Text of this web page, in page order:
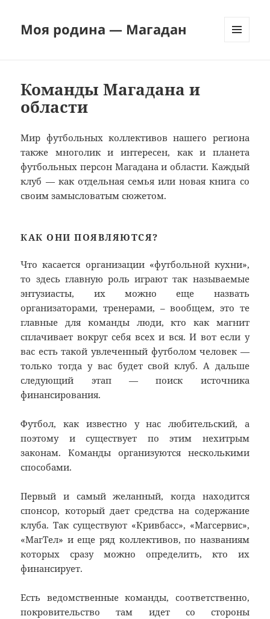
Моя родина — Магадан
Команды Магадана и
области
Мир футбольных коллективов нашего региона
также многолик и интересен, как и планета
футбольных персон Магадана и области. Каждый
клуб — как отдельная семья или новая книга со
своим замысловатым сюжетом.
КАК ОНИ ПОЯВЛЯЮТСЯ?
Что касается организации «футбольной кухни»,
то здесь главную роль играют так называемые
энтузиасты, их можно еще назвать
организаторами, тренерами, – вообщем, это те
главные для команды люди, кто как магнит
сплачивает вокруг себя всех и вся. И вот если у
вас есть такой увлеченный футболом человек —
только тогда у вас будет свой клуб. А дальше
следующий этап — поиск источника
финансирования.
Футбол, как известно у нас любительский, а
поэтому и существует по этим нехитрым
законам. Команды организуются несколькими
способами.
Первый и самый желанный, когда находится
спонсор, который дает средства на содержание
клуба. Так существуют «Кривбасс», «Магсервис»,
«МагТел» и еще ряд коллективов, по названиям
которых сразу можно определить, кто их
финансирует.
Есть ведомственные команды, соответственно,
покровительство там идет со стороны